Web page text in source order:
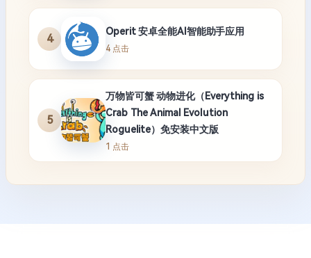
4
Operit 安卓全能AI智能助手应用
4 点击
5
万物皆可蟹 动物进化（Everything is
Crab The Animal Evolution
Roguelite）免安装中文版
1 点击